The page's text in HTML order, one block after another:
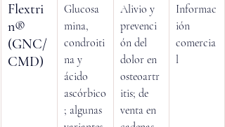
Flextri
n®
(GNC/
CMD)
Glucosa
mina,
condroiti
na y
ácido
ascórbico
; algunas
Alivio y
prevenci
ón del
dolor en
osteoartr
itis; de
venta en
Informac
ión
comercia
l